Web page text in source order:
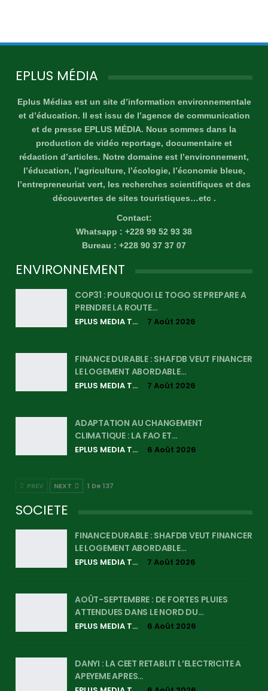
EPLUS MÉDIA
Eplus Médias est un site d’information environnementale
et d’éducation. Il est issu de l’agence de communication
et de presse EPLUS MÉDIA. Nous sommes dans la
production de vidéo reportage, documentaire et
rédaction d’articles. Notre domaine est l’environnement,
l’éducation, l’agriculture, l’écologie, l’économie bleue,
l’entrepreneuriat vert, les recherches scientifiques et des
découvertes de sites touristiques…etc .
Contact:
Whatsapp : +228 99 52 93 38
Bureau : +228 90 37 37 07
ENVIRONNEMENT
COP31 : POURQUOI LE TOGO SE PREPARE A
PRENDRE LA ROUTE…
EPLUS MEDIA TV 7 Août 2026
FINANCE DURABLE : SHAFDB VEUT FINANCER
LE LOGEMENT ABORDABLE…
EPLUS MEDIA TV 7 Août 2026
ADAPTATION AU CHANGEMENT
CLIMATIQUE : LA FAO ET…
EPLUS MEDIA TV 6 Août 2026
PREV NEXT 1 De 137
SOCIETE
FINANCE DURABLE : SHAFDB VEUT FINANCER
LE LOGEMENT ABORDABLE…
EPLUS MEDIA TV 7 Août 2026
AOÛT-SEPTEMBRE : DE FORTES PLUIES
ATTENDUES DANS LE NORD DU…
EPLUS MEDIA TV 6 Août 2026
DANYI : LA CEET RETABLIT L’ELECTRICITE A
APEYEME APRES…